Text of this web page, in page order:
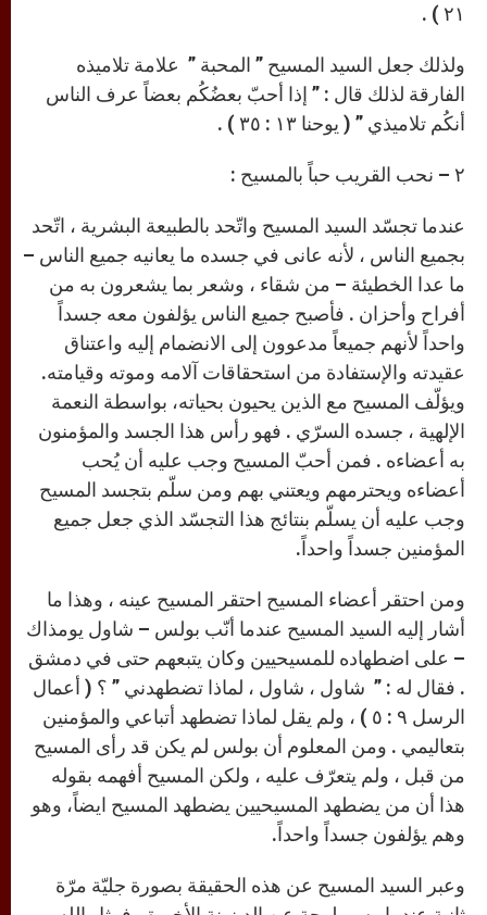
٢١ ) .
ولذلك جعل السيد المسيح ” المحبة ” علامة تلاميذه
الفارقة لذلك قال : ” إذا أحبّ بعضُكُم بعضاً عرف الناس
أنكُم تلاميذي ” ( يوحنا ١٣ : ٣٥ ) .
٢ – نحب القريب حباً بالمسيح :
عندما تجسّد السيد المسيح واتّحد بالطبيعة البشرية ، اتّحد
بجميع الناس ، لأنه عانى في جسده ما يعانيه جميع الناس –
ما عدا الخطيئة – من شقاء ، وشعر بما يشعرون به من
أفراح وأحزان . فأصبح جميع الناس يؤلفون معه جسداً
واحداً لأنهم جميعاً مدعوون إلى الانضمام إليه واعتناق
عقيدته والإستفادة من استحقاقات آلامه وموته وقيامته.
ويؤلّف المسيح مع الذين يحيون بحياته، بواسطة النعمة
الإلهية ، جسده السرّي . فهو رأس هذا الجسد والمؤمنون
به أعضاءه . فمن أحبّ المسيح وجب عليه أن يُحب
أعضاءه ويحترمهم ويعتني بهم ومن سلّم بتجسد المسيح
وجب عليه أن يسلّم بنتائج هذا التجسّد الذي جعل جميع
المؤمنين جسداً واحداً.
ومن احتقر أعضاء المسيح احتقر المسيح عينه ، وهذا ما
أشار إليه السيد المسيح عندما أنّب بولس – شاول يومذاك
– على اضطهاده للمسيحيين وكان يتبعهم حتى في دمشق
. فقال له : ” شاول ، شاول ، لماذا تضطهدني ” ؟ ( أعمال
الرسل ٩ : ٥ ) ، ولم يقل لماذا تضطهد أتباعي والمؤمنين
بتعاليمي . ومن المعلوم أن بولس لم يكن قد رأى المسيح
من قبل ، ولم يتعرّف عليه ، ولكن المسيح أفهمه بقوله
هذا أن من يضطهد المسيحيين يضطهد المسيح ايضاً، وهو
وهم يؤلفون جسداً واحداً.
وعبر السيد المسيح عن هذه الحقيقة بصورة جليّة مرّة